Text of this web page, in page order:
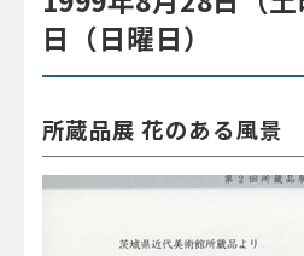
日（日曜日）
所蔵品展 花のある風景